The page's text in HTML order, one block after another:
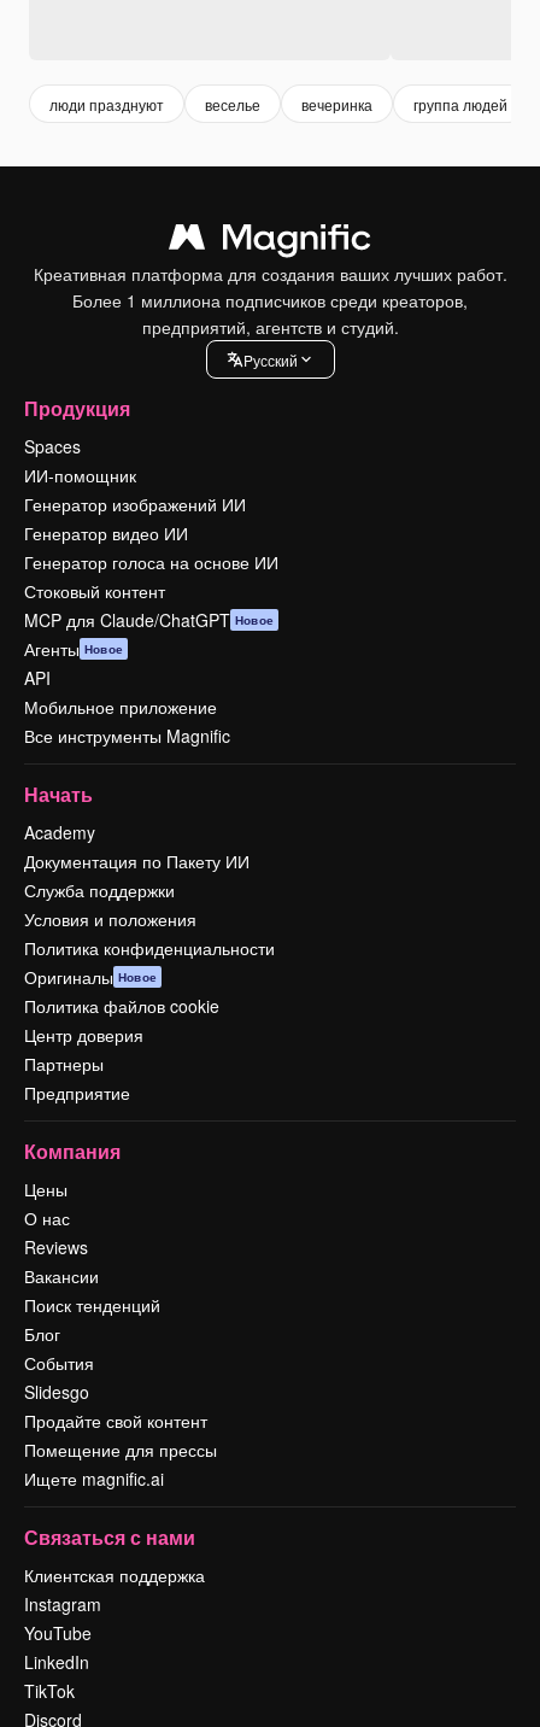
люди празднуют веселье вечеринка группа людей
Креативная платформа для создания ваших лучших работ.
Более 1 миллиона подписчиков среди креаторов,
предприятий, агентств и студий.
Pусский
Продукция
Spaces
ИИ-помощник
Генератор изображений ИИ
Генератор видео ИИ
Генератор голоса на основе ИИ
Стоковый контент
MCP для Claude/ChatGPT Новое
Агенты Новое
API
Мобильное приложение
Все инструменты Magnific
Начать
Academy
Документация по Пакету ИИ
Служба поддержки
Условия и положения
Политика конфиденциальности
Оригиналы Новое
Политика файлов cookie
Центр доверия
Партнеры
Предприятие
Компания
Цены
О нас
Reviews
Вакансии
Поиск тенденций
Блог
События
Slidesgo
Продайте свой контент
Помещение для прессы
Ищете magnific.ai
Связаться с нами
Клиентская поддержка
Instagram
YouTube
LinkedIn
TikTok
Discord